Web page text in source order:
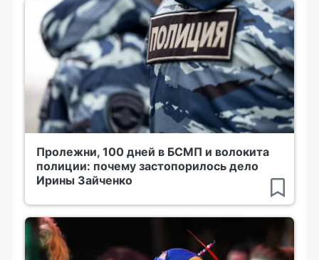
Пролежни, 100 дней в БСМП и волокита
полиции: почему застопорилось дело
Ирины Зайченко